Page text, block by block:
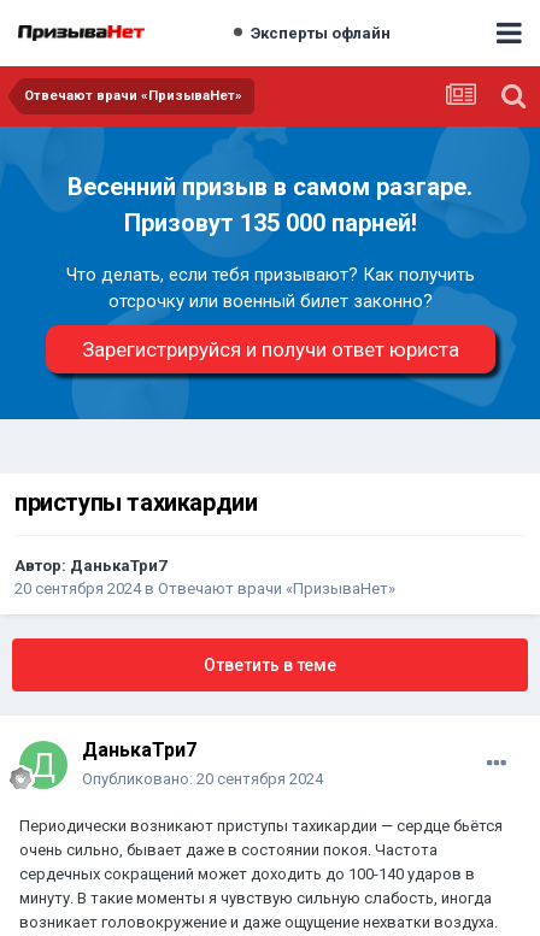
Эксперты офлайн
Отвечают врачи «ПризываНет»
Весенний призыв в самом разгаре.
Призовут 135 000 парней!
Что делать, если тебя призывают? Как получить
отсрочку или военный билет законно?
Зарегистрируйся и получи ответ юриста
приступы тахикардии
Автор: ДанькаТри7
20 сентября 2024в Отвечают врачи «ПризываНет»
Ответить в теме
ДанькаТри7
Опубликовано: 20 сентября 2024
Периодически возникают приступы тахикардии — сердце бьётся
очень сильно, бывает даже в состоянии покоя. Частота
сердечных сокращений может доходить до 100-140 ударов в
минуту. В такие моменты я чувствую сильную слабость, иногда
возникает головокружение и даже ощущение нехватки воздуха.